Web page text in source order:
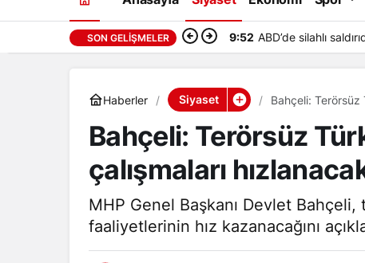
SON GELIŞMELER 9:52 ABD’de silahlı
Haberler Siyaset Bahçeli: Terörsüz
Bahçeli: Terörsüz
çalışmaları
MHP Genel Başkanı Devlet
faaliyetlerinin hız kazanacağını